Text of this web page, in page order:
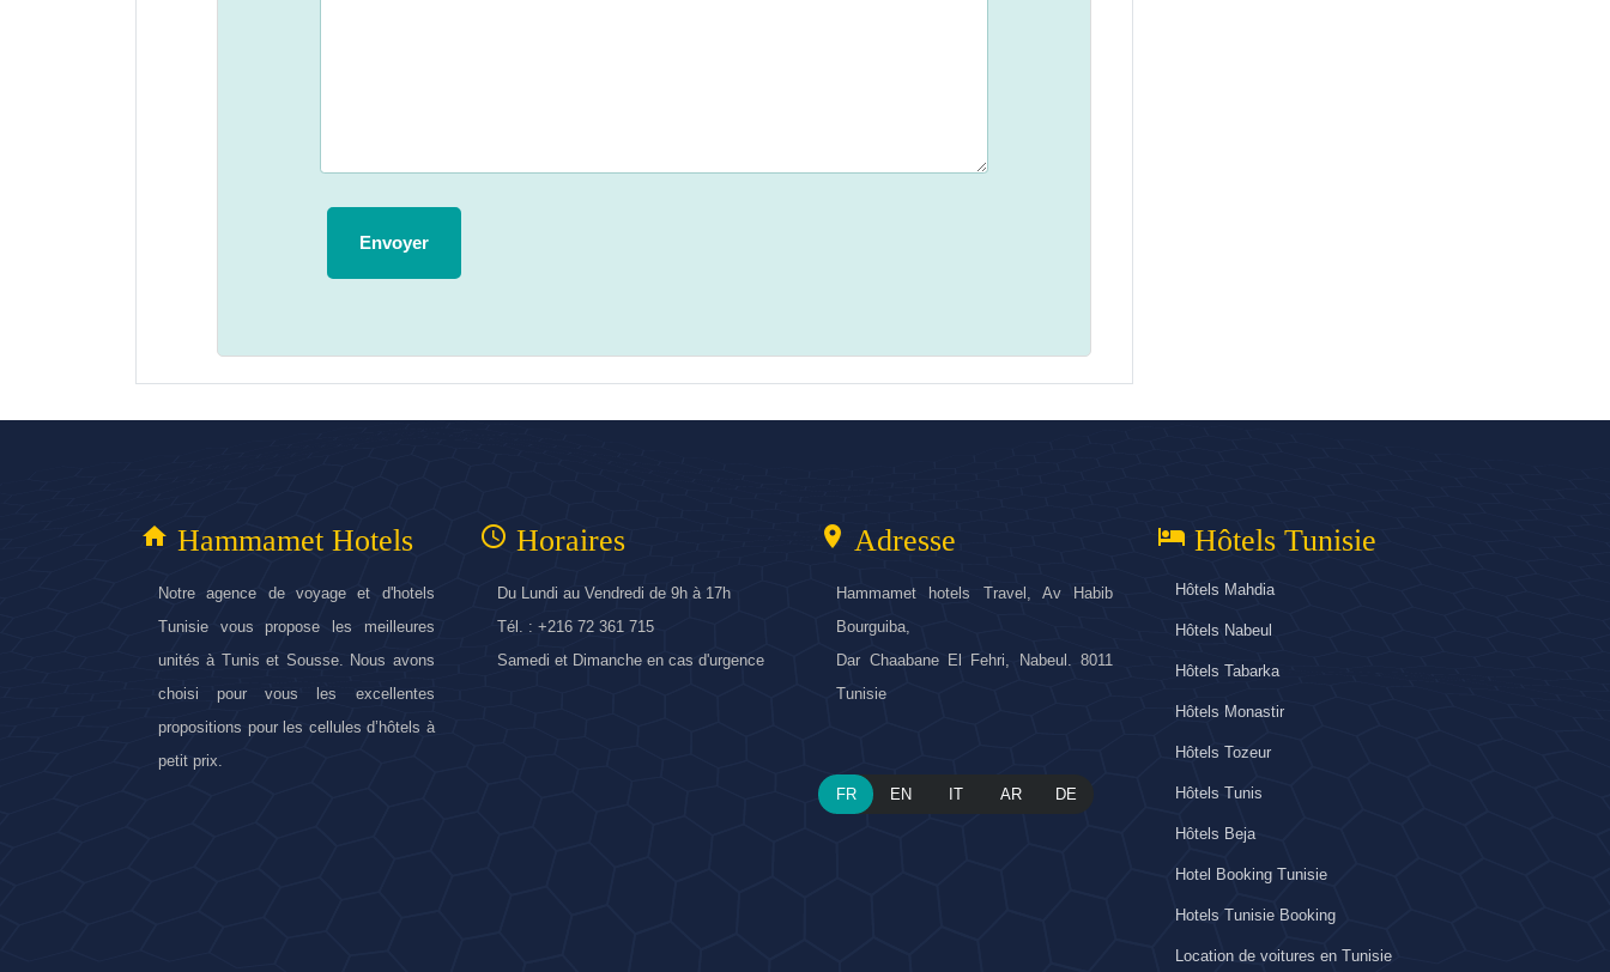
Envoyer
home Hammamet Hotels
Notre agence de voyage et d'hotels
Tunisie vous propose les meilleures
unités à Tunis et Sousse. Nous avons
choisi pour vous les excellentes
propositions pour les cellules d’hôtels à
petit prix.
access_time Horaires
Du Lundi au Vendredi de 9h à 17h
Tél. : +216 72 361 715
Samedi et Dimanche en cas d'urgence
location_on Adresse
Hammamet hotels Travel, Av Habib
Bourguiba,
Dar Chaabane El Fehri, Nabeul. 8011
Tunisie
FR EN IT AR DE
hotel Hôtels Tunisie
Hôtels Mahdia
Hôtels Nabeul
Hôtels Tabarka
Hôtels Monastir
Hôtels Tozeur
Hôtels Tunis
Hôtels Beja
Hotel Booking Tunisie
Hotels Tunisie Booking
Location de voitures en Tunisie